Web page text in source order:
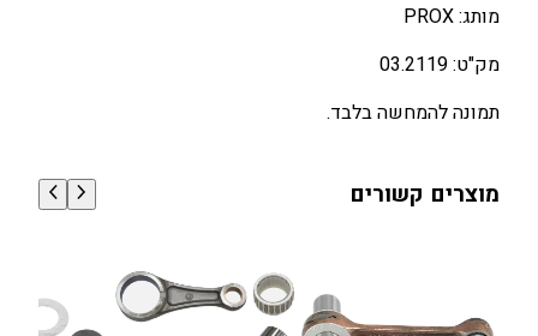
מותג: PROX
מק"ט: 03.2119
תמונה להמחשה בלבד.
מוצרים קשורים